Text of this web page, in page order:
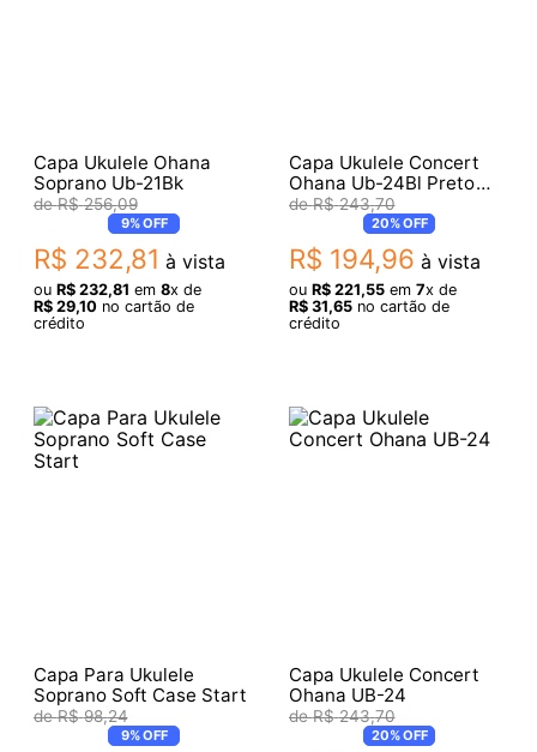
Capa Ukulele Ohana
Soprano Ub-21Bk
R$ 256,09
9%OFF
R$ 232,81 à vista
ou R$ 232,81 em 8x de
R$ 29,10no cartão de
crédito
Capa Ukulele Concert
Ohana Ub-24Bl Preto
Com Estampa
R$ 243,70
20%OFF
R$ 194,96 à vista
ou R$ 221,55em 7x de
R$ 31,65no cartão de
crédito
Capa Para Ukulele
Soprano Soft Case Start
R$ 98,24
9%OFF
Capa Ukulele Concert
Ohana UB-24
R$ 243,70
20%OFF